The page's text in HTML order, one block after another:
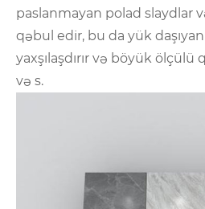
paslanmayan polad slaydlar
qəbul edir, bu da yük
yaxşılaşdırır və böyük
və s.